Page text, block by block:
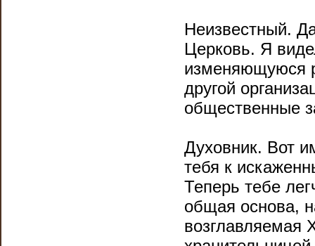
Неизвестный.
Церковь. Я
изменяющуюся
другой
общественные
Духовник. Вот
тебя к
Теперь тебе
общая основа,
возглавляемая